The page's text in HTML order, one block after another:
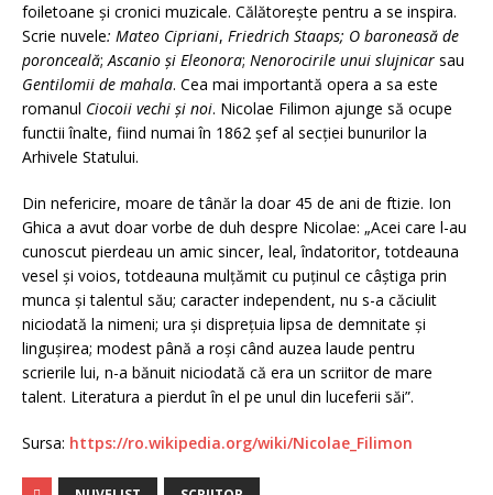
foiletoane și cronici muzicale. Călătoreşte pentru a se inspira.
Scrie nuvele: Mateo Cipriani, Friedrich Staaps; O baroneasă de
poronceală;Ascanio și Eleonora; Nenorocirile unui slujnicar sau
Gentilomii de mahala. Cea mai importantă opera a sa este
romanul Ciocoii vechi şi noi. Nicolae Filimon ajunge să ocupe
functii înalte, fiind numai în 1862 șef al secției bunurilor la
Arhivele Statului.
Din nefericire, moare de tânăr la doar 45 de ani de ftizie. Ion
Ghica a avut doar vorbe de duh despre Nicolae: „Acei care l-au
cunoscut pierdeau un amic sincer, leal, îndatoritor, totdeauna
vesel și voios, totdeauna mulțămit cu puținul ce câștiga prin
munca și talentul său; caracter independent, nu s-a căciulit
niciodată la nimeni; ura și disprețuia lipsa de demnitate și
lingușirea; modest până a roși când auzea laude pentru
scrierile lui, n-a bănuit niciodată că era un scriitor de mare
talent. Literatura a pierdut în el pe unul din luceferii săi”.
Sursa: https://ro.wikipedia.org/wiki/Nicolae_Filimon